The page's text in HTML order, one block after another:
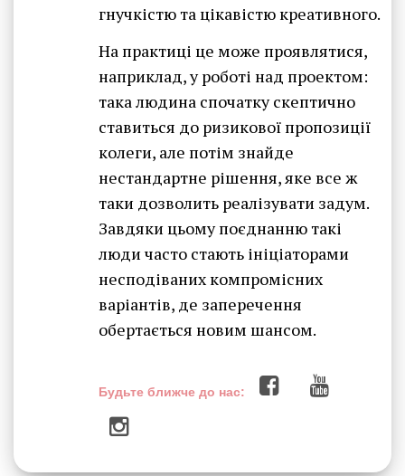
гнучкістю та цікавістю креативного.
На практиці це може проявлятися,
наприклад, у роботі над проектом:
така людина спочатку скептично
ставиться до ризикової пропозиції
колеги, але потім знайде
нестандартне рішення, яке все ж
таки дозволить реалізувати задум.
Завдяки цьому поєднанню такі
люди часто стають ініціаторами
несподіваних компромісних
варіантів, де заперечення
обертається новим шансом.
Будьте ближче до нас: